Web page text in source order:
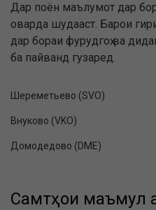
Дар поён маълумот дар
оварда шудааст. Барои
дар бораи фурудгоҳ ва
ба пайванд гузаред.
Шереметьево (SVO)
Внуково (VKO)
Домодедово (DME)
Самтҳои маъмул